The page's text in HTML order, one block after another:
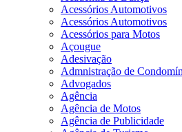
Acessórios Automotivos
Acessórios Automotivos
Acessórios para Motos
Açougue
Adesivação
Admnistração de
Advogados
Agência
Agência de Motos
Agência de Publicidade